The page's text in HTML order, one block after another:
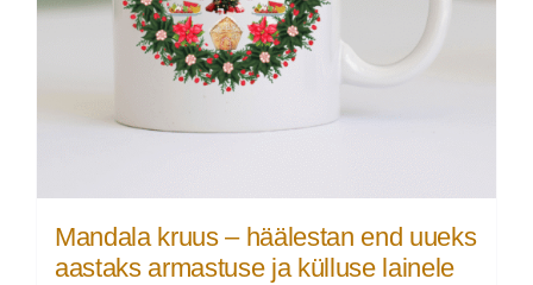
Mandala kruus – häälestan end uueks
aastaks armastuse ja külluse lainele